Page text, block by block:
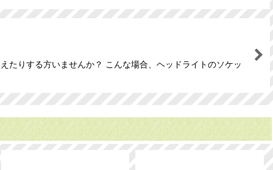
たりする方いませんか？ こんな場合、ヘッドライトのソケッ